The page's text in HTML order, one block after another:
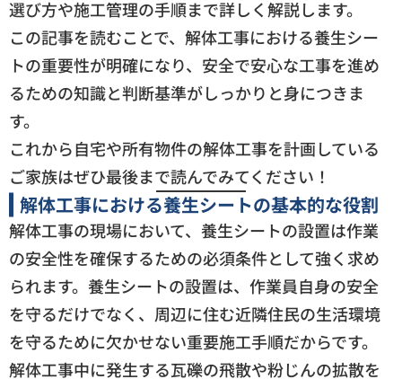
選び方や施工管理の手順まで詳しく解説します。
この記事を読むことで、解体工事における養生シー
トの重要性が明確になり、安全で安心な工事を進め
るための知識と判断基準がしっかりと身につきま
す。
これから自宅や所有物件の解体工事を計画している
ご家族はぜひ最後まで読んでみてください！
解体工事における養生シートの基本的な役割
解体工事の現場において、養生シートの設置は作業
の安全性を確保するための必須条件として強く求め
られます。養生シートの設置は、作業員自身の安全
を守るだけでなく、周辺に住む近隣住民の生活環境
を守るために欠かせない重要施工手順だからです。
解体工事中に発生する瓦礫の飛散や粉じんの拡散を